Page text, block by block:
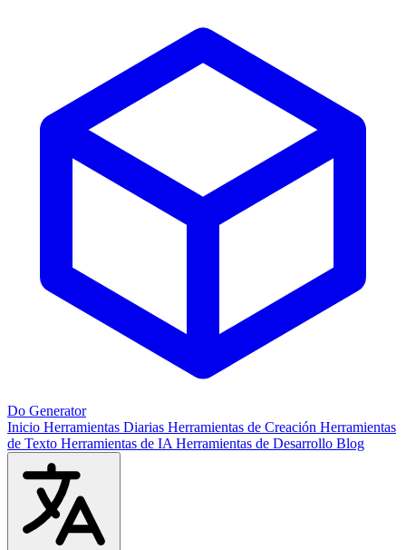
Do Generator
Inicio Herramientas Diarias Herramientas de Creación Herramientas
de Texto Herramientas de IA Herramientas de Desarrollo Blog